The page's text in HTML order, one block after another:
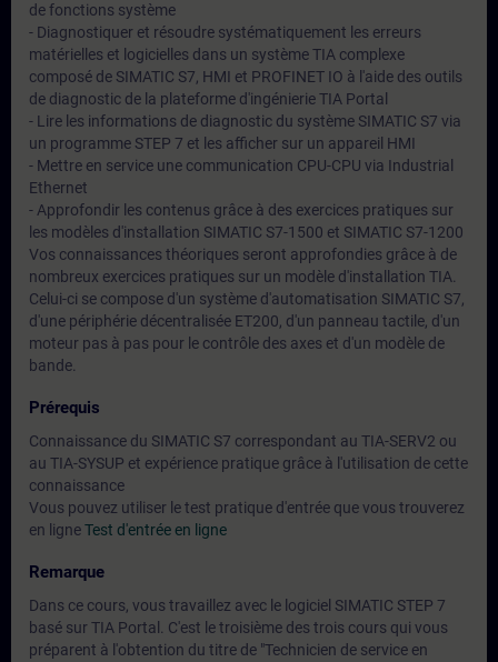
de fonctions système
- Diagnostiquer et résoudre systématiquement les erreurs
matérielles et logicielles dans un système TIA complexe
composé de SIMATIC S7, HMI et PROFINET IO à l'aide des outils
de diagnostic de la plateforme d'ingénierie TIA Portal
- Lire les informations de diagnostic du système SIMATIC S7 via
un programme STEP 7 et les afficher sur un appareil HMI
- Mettre en service une communication CPU-CPU via Industrial
Ethernet
- Approfondir les contenus grâce à des exercices pratiques sur
les modèles d'installation SIMATIC S7-1500 et SIMATIC S7-1200
Vos connaissances théoriques seront approfondies grâce à de
nombreux exercices pratiques sur un modèle d'installation TIA.
Celui-ci se compose d'un système d'automatisation SIMATIC S7,
d'une périphérie décentralisée ET200, d'un panneau tactile, d'un
moteur pas à pas pour le contrôle des axes et d'un modèle de
bande.
Prérequis
Connaissance du SIMATIC S7 correspondant au TIA-SERV2 ou
au TIA-SYSUP et expérience pratique grâce à l'utilisation de cette
connaissance
Vous pouvez utiliser le test pratique d'entrée que vous trouverez
en ligneTest d'entrée en ligne
Remarque
Dans ce cours, vous travaillez avec le logiciel SIMATIC STEP 7
basé sur TIA Portal. C'est le troisième des trois cours qui vous
préparent à l'obtention du titre de "Technicien de service en